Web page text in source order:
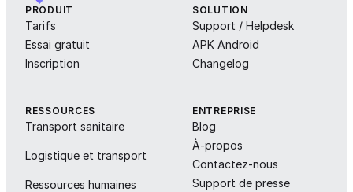
PRODUIT
Tarifs
Essai gratuit
Inscription
SOLUTION
Support / Helpdesk
APK Android
Changelog
RESSOURCES
Transport sanitaire
Logistique et transport
Ressources humaines
ENTREPRISE
Blog
À-propos
Contactez-nous
Support de presse